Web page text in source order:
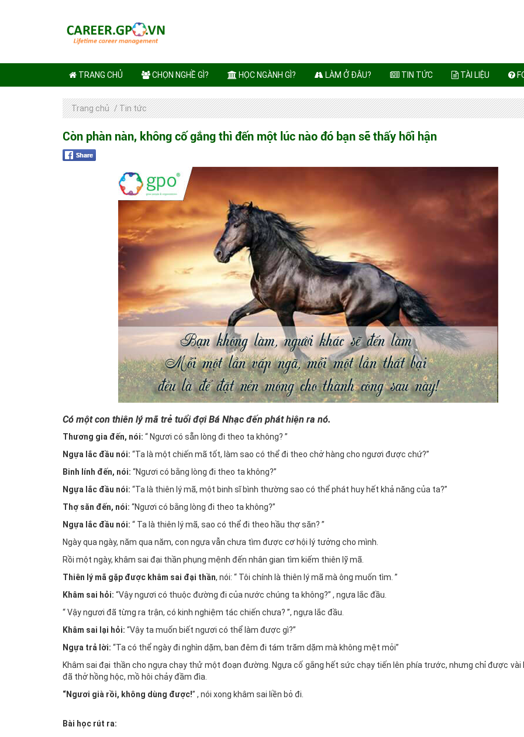
TRANG CHỦ CHỌN NGHỀ GÌ? HỌC NGÀNH GÌ? LÀM Ở ĐÂU? TIN TỨC TÀI LIỆU
Trang chủ / Tin tức
Còn phàn nàn, không cố gắng thì đến một lúc nào đó bạn sẽ thấy hối hận
Có một con thiên lý mã trẻ tuổi đợi Bá Nhạc đến phát hiện ra nó.
Thương gia đến, nói: “ Ngươi có sẵn lòng đi theo ta không? ”
Ngựa lắc đầu nói: “Ta là một chiến mã tốt, làm sao có thể đi theo chở hàng cho ngươi được chứ?”
Binh lính đến, nói: “Ngươi có bằng lòng đi theo ta không?”
Ngựa lắc đầu nói: “Ta là thiên lý mã, một binh sĩ bình thường sao có thể phát huy hết khả năng của ta?”
Thợ săn đến, nói: “Ngươi có bằng lòng đi theo ta không?”
Ngựa lắc đầu nói: “ Ta là thiên lý mã, sao có thể đi theo hầu thợ săn? ”
Ngày qua ngày, năm qua năm, con ngựa vẫn chưa tìm được cơ hội lý tưởng cho mình.
Rồi một ngày, khâm sai đại thần phụng mệnh đến nhân gian tìm kiếm thiên lỹ mã.
Thiên lý mã gặp được khâm sai đại thần, nói: “ Tôi chính là thiên lý mã mà ông muốn tìm. ”
Khâm sai hỏi: “Vậy ngươi có thuộc đường đi của nước chúng ta không?” , ngựa lắc đầu.
“ Vậy ngươi đã từng ra trận, có kinh nghiệm tác chiến chưa? ”, ngựa lắc đầu.
Khâm sai lại hỏi: “Vậy ta muốn biết ngươi có thể làm được gì?”
Ngựa trả lời: “Ta có thể ngày đi nghìn dặm, ban đêm đi tám trăm dặm mà không mệt mỏi”
Khâm sai đại thần cho ngựa chạy thử một đoạn đường. Ngựa cố gắng hết sức chạy tiến lên phía trước, nhưng chỉ được vài
đã thở hồng hộc, mồ hôi chảy đầm đìa.
“Ngươi già rồi, không dùng được!” , nói xong khâm sai liền bỏ đi.
Bài học rút ra: